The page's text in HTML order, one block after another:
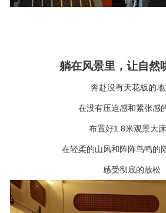
躺在风景里，让自然
奔赴没有天花板的
在没有压迫感和紧张感
布置好1.8米观景大
在轻柔的山风和阵阵鸟鸣的
感受彻底的放松